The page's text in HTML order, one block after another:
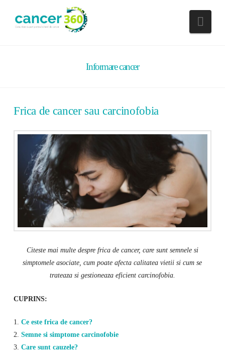
Informare cancer
Frica de cancer sau carcinofobia
Citeste mai multe despre frica de cancer, care sunt semnele si
simptomele asociate, cum poate afecta calitatea vietii si cum se
trateaza si gestioneaza eficient carcinofobia.
CUPRINS:
1. Ce este frica de cancer?
2. Semne si simptome carcinofobie
3. Care sunt cauzele?